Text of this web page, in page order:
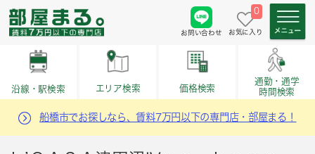
お問い合わせ
0
お気に入り
沿線・駅検索 エリア検索 価格検索
通勤・通学
時間検索
船橋市でお探しなら、賃料7万円以下の専門店・部屋まる！